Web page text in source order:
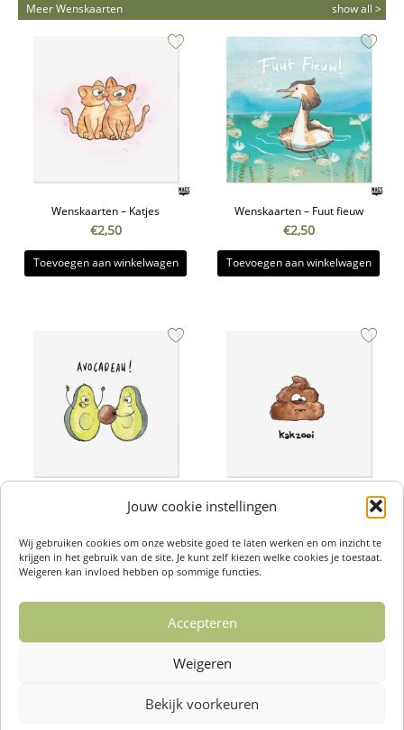
Jouw cookie instellingen
Wij gebruiken cookies om onze website goed te laten werken en om inzicht te
krijgen in het gebruik van de site. Je kunt zelf kiezen welke cookies je toestaat.
Weigeren kan invloed hebben op sommige functies.
Accepteren
Weigeren
Bekijk voorkeuren
Meer Wenskaarten show all >
Wenskaarten – Katjes
€2,50
Toevoegen aan winkelwagen
Wenskaarten – Fuut fieuw
€2,50
Toevoegen aan winkelwagen
Wenskaarten – Avocadeau
Toevoegen aan winkelwagen
Wenskaarten – Kakzooi
Toevoegen aan winkelwagen
3 4
→